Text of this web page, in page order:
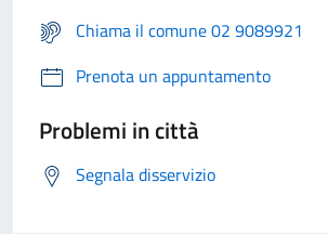
Chiama il comune 02 9089921
Prenota un appuntamento
Problemi in città
Segnala disservizio